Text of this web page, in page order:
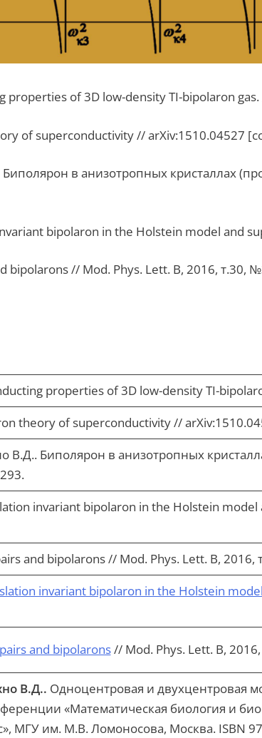
properties of 3D low-density TI-bipolaron
of superconductivity // arXiv:1510.04527
в анизотропных кристаллах
bipolaron in the Holstein model and
bipolarons // Mod. Phys. Lett. B, 2016, т.30,
properties of 3D low-density TI-
theory of superconductivity //
В.Д.. Биполярон в анизотропных
invariant bipolaron in the Holstein
and bipolarons // Mod. Phys. Lett. B,
invariant bipolaron in the Holstein
and bipolarons// Mod. Phys. Lett. B,
В.Д.. Одноцентровая и двухцентровая
«Математическая биология и
МГУ им. М.В. Ломоносова, Москва. ISBN